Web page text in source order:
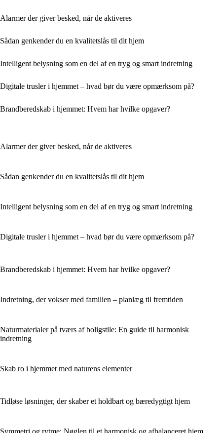
Alarmer der giver besked, når de aktiveres
Sådan genkender du en kvalitetslås til dit hjem
Intelligent belysning som en del af en tryg og smart indretning
Digitale trusler i hjemmet – hvad bør du være opmærksom på?
Brandberedskab i hjemmet: Hvem har hvilke opgaver?
Alarmer der giver besked, når de aktiveres
Sådan genkender du en kvalitetslås til dit hjem
Intelligent belysning som en del af en tryg og smart indretning
Digitale trusler i hjemmet – hvad bør du være opmærksom på?
Brandberedskab i hjemmet: Hvem har hvilke opgaver?
Indretning, der vokser med familien – planlæg til fremtiden
Naturmaterialer på tværs af boligstile: En guide til harmonisk
indretning
Skab ro i hjemmet med naturens elementer
Tidløse løsninger, der skaber et holdbart og bæredygtigt hjem
Symmetri og rytme: Nøglen til et harmonisk og afbalanceret hjem